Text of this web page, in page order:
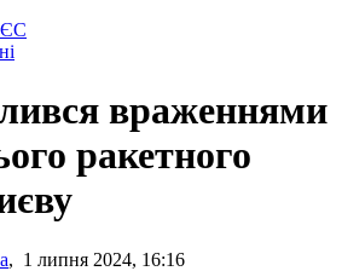
ЄС
враженнями
ракетного
, 1 липня 2024, 16:16